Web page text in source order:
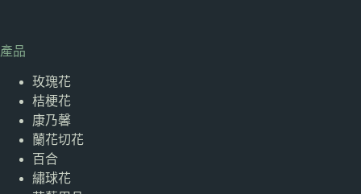
產品
玫瑰花
桔梗花
康乃馨
蘭花切花
百合
繡球花